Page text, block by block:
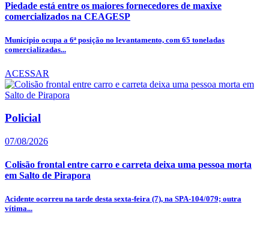
Piedade está entre os maiores fornecedores de maxixe
comercializados na CEAGESP
Município ocupa a 6ª posição no levantamento, com 65 toneladas
comercializadas...
ACESSAR
Policial
07/08/2026
Colisão frontal entre carro e carreta deixa uma pessoa morta
em Salto de Pirapora
Acidente ocorreu na tarde desta sexta-feira (7), na SPA-104/079; outra
vítima...